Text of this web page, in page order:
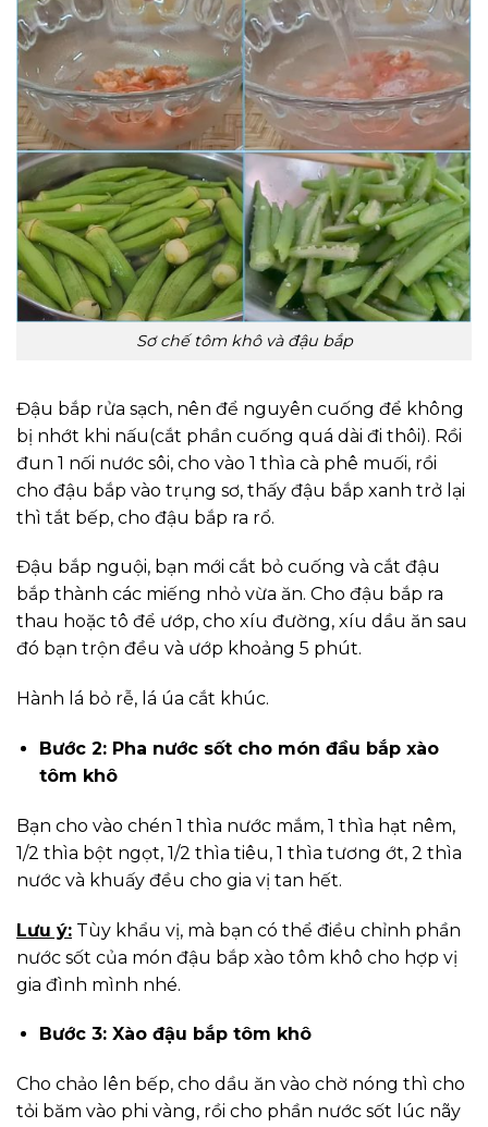
Sơ chế tôm khô và đậu bắp
Đậu bắp rửa sạch, nên để nguyên cuống để không
bị nhớt khi nấu(cắt phần cuống quá dài đi thôi). Rồi
đun 1 nối nước sôi, cho vào 1 thìa cà phê muối, rồi
cho đậu bắp vào trụng sơ, thấy đậu bắp xanh trở lại
thì tắt bếp, cho đậu bắp ra rổ.
Đậu bắp nguội, bạn mới cắt bỏ cuống và cắt đậu
bắp thành các miếng nhỏ vừa ăn. Cho đậu bắp ra
thau hoặc tô để ướp, cho xíu đường, xíu dầu ăn sau
đó bạn trộn đều và ướp khoảng 5 phút.
Hành lá bỏ rễ, lá úa cắt khúc.
Bước 2: Pha nước sốt cho món đầu bắp xào
tôm khô
Bạn cho vào chén 1 thìa nước mắm, 1 thìa hạt nêm,
1/2 thìa bột ngọt, 1/2 thìa tiêu, 1 thìa tương ớt, 2 thìa
nước và khuấy đều cho gia vị tan hết.
Lưu ý: Tùy khẩu vị, mà bạn có thể điều chỉnh phần
nước sốt của món đậu bắp xào tôm khô cho hợp vị
gia đình mình nhé.
Bước 3: Xào đậu bắp tôm khô
Cho chảo lên bếp, cho dầu ăn vào chờ nóng thì cho
tỏi băm vào phi vàng, rồi cho phần nước sốt lúc nãy